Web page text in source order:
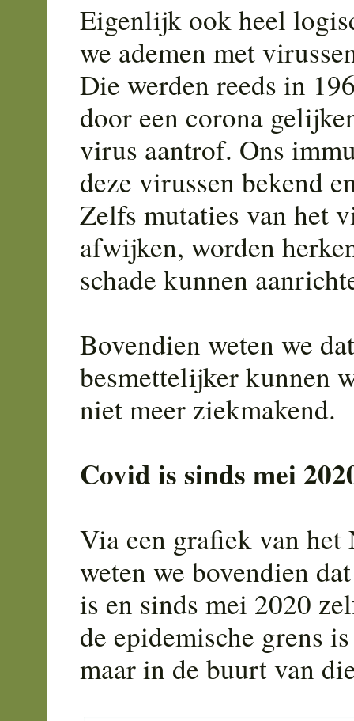
Eigenlijk ook heel
we ademen met
Die werden reeds in
door een corona
virus aantrof. Ons
deze virussen bekend
Zelfs mutaties van het
afwijken, worden
schade kunnen
Bovendien weten we
besmettelijker kunnen
niet meer ziekmakend.
Covid is sinds mei
Via een grafiek van
weten we bovendien
is en sinds mei 2020
de epidemische grens
maar in de buurt van